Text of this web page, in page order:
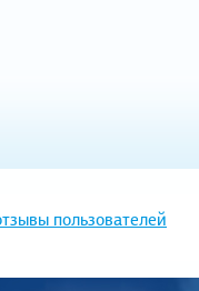
пользователей